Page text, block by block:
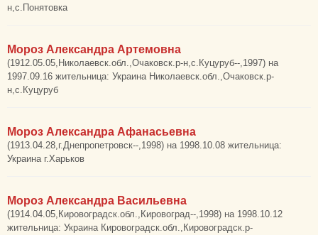
н,с.Понятовка
Мороз Александра Артемовна
(1912.05.05,Николаевск.обл.,Очаковск.р-н,с.Куцуруб--,1997) на
1997.09.16 жительница: Украина Николаевск.обл.,Очаковск.р-
н,с.Куцуруб
Мороз Александра Афанасьевна
(1913.04.28,г.Днепропетровск--,1998) на 1998.10.08 жительница:
Украина г.Харьков
Мороз Александра Васильевна
(1914.04.05,Кировоградск.обл.,Кировоград--,1998) на 1998.10.12
жительница: Украина Кировоградск.обл.,Кировоградск.р-